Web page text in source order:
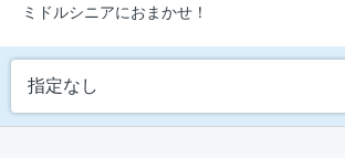
ミドルシニアにおまかせ！
指定なし